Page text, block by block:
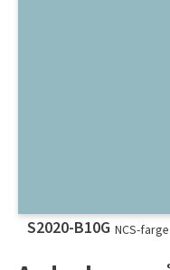
S2020-B10G NCS-farge